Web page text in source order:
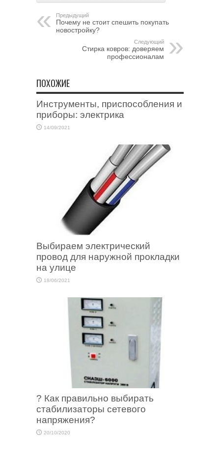
Предыдущий
Почему не стоит спешить покупать
новостройку?
Следующий
Стирка ковров: доверяем
профессионалам
ПОХОЖИЕ
Инструменты, приспособления и
приборы: электрика
14/09/2021
Выбираем электрический
провод для наружной прокладки
на улице
18/06/2021
? Как правильно выбирать
стабилизаторы сетевого
напряжения?
20/10/2020